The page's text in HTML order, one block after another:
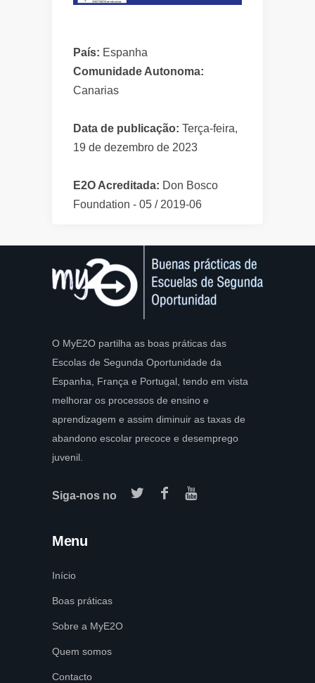
País: Espanha
Comunidade Autonoma:
Canarias
Data de publicação: Terça-feira,
19 de dezembro de 2023
E2O Acreditada: Don Bosco
Foundation - 05 / 2019-06
O MyE2O partilha as boas práticas das
Escolas de Segunda Oportunidade da
Espanha, França e Portugal, tendo em vista
melhorar os processos de ensino e
aprendizagem e assim diminuir as taxas de
abandono escolar precoce e desemprego
juvenil.
Siga-nos no
Menu
Início
Boas práticas
Sobre a MyE2O
Quem somos
Contacto